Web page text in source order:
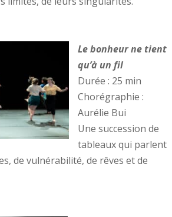
Le bonheur ne tient
qu’à un fil
Durée : 25 min
Chorégraphie :
Aurélie Bui
Une succession de
tableaux qui parlent
de vulnérabilité, de rêves et de